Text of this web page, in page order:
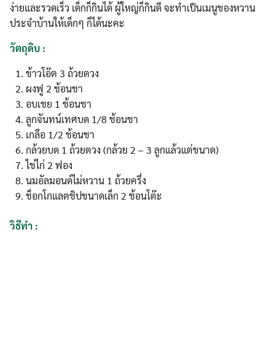
ง่ายและรวดเร็ว เด็กก็กินได้ ผู้ใหญ่ก็กินดี จะทำเป็นเมนูของหวาน
ประจำบ้านให้เด็กๆ ก็ได้นะคะ
วัตถุดิบ :
ข้าวโอ๊ต 3 ถ้วยตวง
ผงฟู 2 ช้อนชา
อบเชย 1 ช้อนชา
ลูกจันทน์เทศบด 1/8 ช้อนชา
เกลือ 1/2 ช้อนชา
กล้วยบด 1 ถ้วยตวง (กล้วย 2 – 3 ลูกแล้วแต่ขนาด)
ไข่ไก่ 2 ฟอง
นมอัลมอนด์ไม่หวาน 1 ถ้วยครึ่ง
ช็อกโกแลตชิปขนาดเล็ก 2 ช้อนโต๊ะ
วิธีทำ :